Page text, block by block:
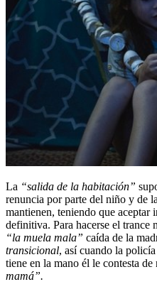
La “salida de la habitación”
renuncia por parte del niño y de
mantienen, teniendo que aceptar
definitiva. Para hacerse el trance
“la muela mala” caída de la
transicional, así cuando la
tiene en la mano él le contesta
mamá”.